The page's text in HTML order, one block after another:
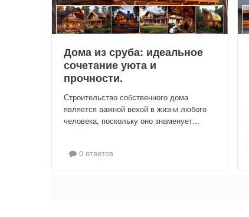
Дома из сруба: идеальное
сочетание уюта и
прочности.
Строительство собственного дома
является важной вехой в жизни любого
человека, поскольку оно знаменует...
0 ответов